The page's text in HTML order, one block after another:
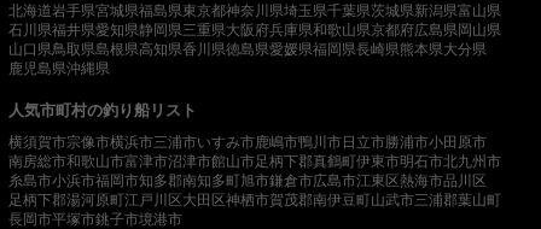
北海道岩手県宮城県福島県東京都神奈川県埼玉県千葉県茨城県新潟県富山県
石川県福井県愛知県静岡県三重県大阪府兵庫県和歌山県京都府広島県岡山県
山口県鳥取県島根県高知県香川県徳島県愛媛県福岡県長崎県熊本県大分県
鹿児島県沖縄県
人気市町村の釣り船リスト
横須賀市宗像市横浜市三浦市いすみ市鹿嶋市鴨川市日立市勝浦市小田原市
南房総市和歌山市富津市沼津市館山市足柄下郡真鶴町伊東市明石市北九州市
糸島市小浜市福岡市知多郡南知多町旭市鎌倉市広島市江東区熱海市品川区
足柄下郡湯河原町江戸川区大田区神栖市賀茂郡南伊豆町山武市三浦郡葉山町
長岡市平塚市銚子市境港市